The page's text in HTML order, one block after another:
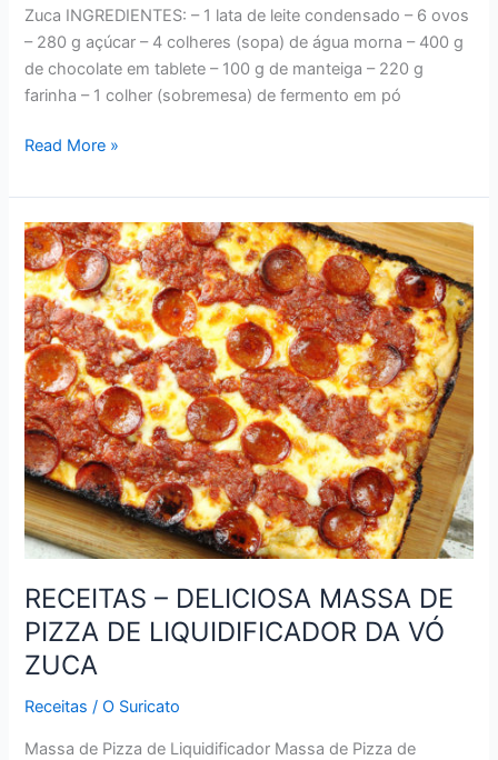
Zuca INGREDIENTES: – 1 lata de leite condensado – 6 ovos
– 280 g açúcar – 4 colheres (sopa) de água morna – 400 g
de chocolate em tablete – 100 g de manteiga – 220 g
farinha – 1 colher (sobremesa) de fermento em pó
RECEITAS
DELICIOSO
BOLO
DE
CHOCOLATE
E
LEITE
CONDENSADO
DA
VÓ
ZUCA
Read More »
RECEITAS – DELICIOSA MASSA DE
PIZZA DE LIQUIDIFICADOR DA VÓ
ZUCA
Receitas /O Suricato
Massa de Pizza de Liquidificador Massa de Pizza de